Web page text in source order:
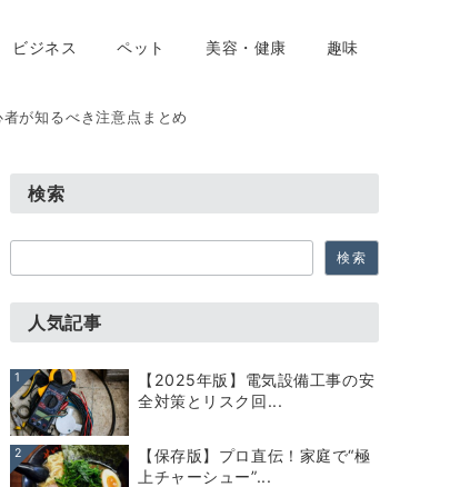
ビジネス ペット 美容・健康 趣味
が知るべき注意点まとめ
検索
索
検索
人気記事
1
【2025年版】電気設備工事の安
全対策とリスク回...
2
【保存版】プロ直伝！家庭で“極
上チャーシュー”...